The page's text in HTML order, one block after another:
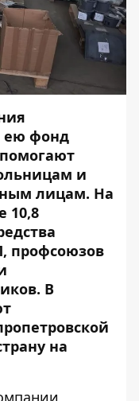
ею фонд
и
лицам. На
10,8
профсоюзов
В
на